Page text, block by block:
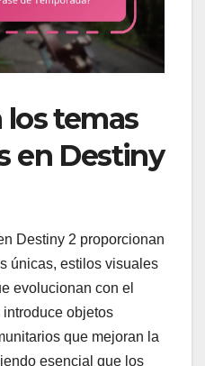
los temas
en Destiny
Destiny 2 proporcionan
únicas, estilos visuales
evolucionan con el
objetos
que mejoran la
esencial que los